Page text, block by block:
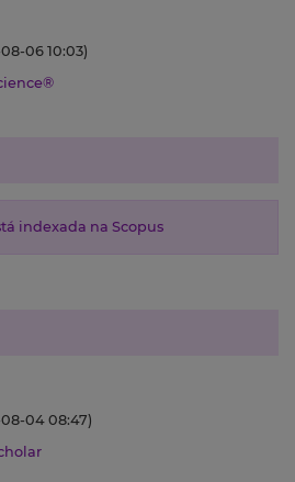
06 10:03)
indexada na Scopus
04 08:47)